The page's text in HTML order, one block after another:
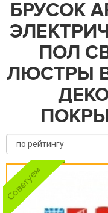
БРУСОК
ПОЛ
ЛЮСТРЫ